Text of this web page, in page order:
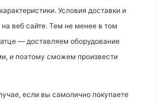
Условия доставки и
веб сайте. Тем не менее в том
— доставляем оборудование
и поэтому сможем произвести
если вы самолично покупаете